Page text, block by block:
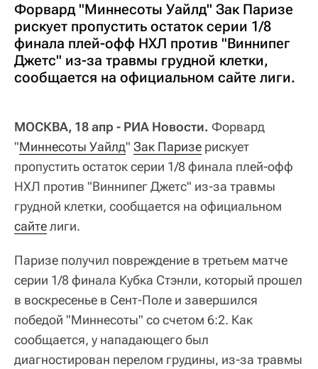
Форвард "Миннесоты Уайлд" Зак Паризе
рискует пропустить остаток серии 1/8
финала плей-офф НХЛ против "Виннипег
Джетс" из-за травмы грудной клетки,
сообщается на официальном сайте лиги.
МОСКВА, 18 апр - РИА Новости. Форвард
"Миннесоты Уайлд" Зак Паризе рискует
пропустить остаток серии 1/8 финала плей-офф
НХЛ против "Виннипег Джетс" из-за травмы
грудной клетки, сообщается на официальном
сайтелиги.
Паризе получил повреждение в третьем матче
серии 1/8 финала Кубка Стэнли, который прошел
в воскресенье в Сент-Поле и завершился
победой "Миннесоты" со счетом 6:2. Как
сообщается, у нападающего был
диагностирован перелом грудины, из-за травмы